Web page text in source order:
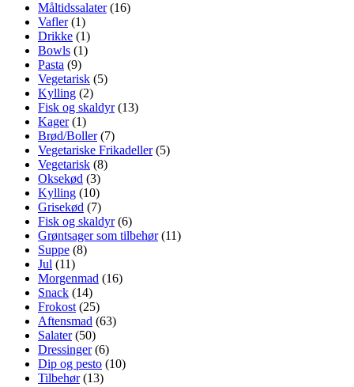
Måltidssalater(16)
Vafler(1)
Drikke (1)
Bowls (1)
Pasta (9)
Vegetarisk (5)
Kylling (2)
Fisk og skaldyr(13)
Kager(1)
Brød/Boller(7)
Vegetariske Frikadeller(5)
Vegetarisk (8)
Oksekød (3)
Kylling (10)
Grisekød (7)
Fisk og skaldyr(6)
Grøntsager som tilbehør(11)
Suppe (8)
Jul (11)
Morgenmad (16)
Snack (14)
Frokost (25)
Aftensmad (63)
Salater(50)
Dressinger(6)
Dip og pesto (10)
Tilbehør(13)